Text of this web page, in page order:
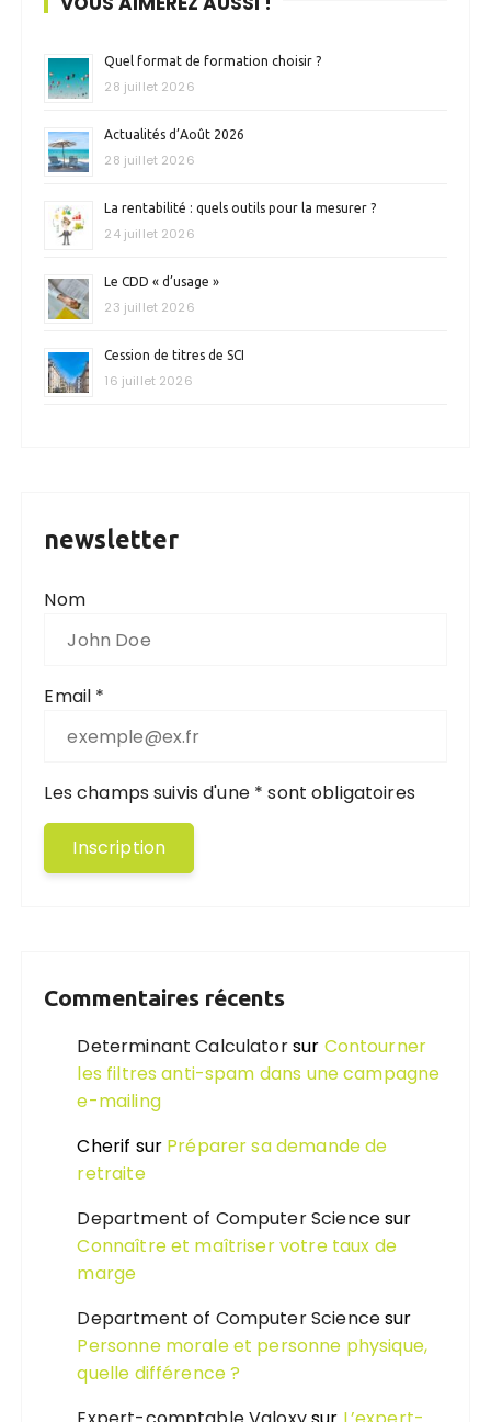
Quel format de formation choisir ?
28 juillet 2026
Actualités d’Août 2026
28 juillet 2026
La rentabilité : quels outils pour la mesurer ?
24 juillet 2026
Le CDD « d’usage »
23 juillet 2026
Cession de titres de SCI
16 juillet 2026
newsletter
Nom
Email *
Les champs suivis d'une * sont obligatoires
Commentaires récents
Determinant Calculatorsur Contourner
les filtres anti-spam dans une campagne
e-mailing
Cherif sur Préparer sa demande de
retraite
Department of Computer Sciencesur
Connaître et maîtriser votre taux de
marge
Department of Computer Sciencesur
Personne morale et personne physique,
quelle différence ?